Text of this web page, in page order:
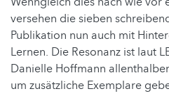
versehen die sieben
Publikation nun auch mit
Lernen. Die Resonanz ist laut
Danielle Hoffmann
um zusätzliche Exemplare